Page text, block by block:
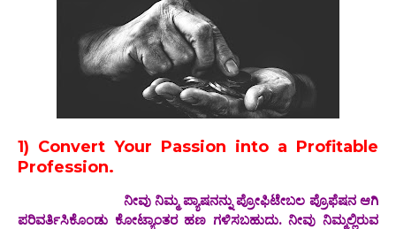
1) Convert Your Passion into a Profitable
Profession.
ನೀವು ನಿಮ್ಮ ಪ್ಯಾಷನನ್ನು ಪ್ರೋಫಿಟೇಬಲ ಪ್ರೊಫೆಷನ ಆಗಿ
ಪರಿವರ್ತಿಸಿಕೊಂಡು ಕೋಟ್ಯಾಂತರ ಹಣ ಗಳಿಸಬಹುದು. ನೀವು ನಿಮ್ಮಲ್ಲಿರುವ